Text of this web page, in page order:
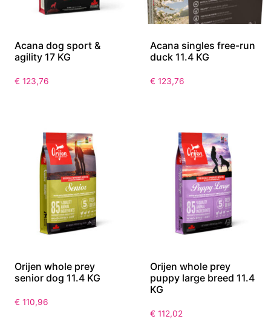
Acana dog sport &
agility 17 KG
€ 123,76
Acana singles free-run
duck 11.4 KG
€ 123,76
Orijen whole prey
senior dog 11.4 KG
€ 110,96
Orijen whole prey
puppy large breed 11.4
KG
€ 112,02